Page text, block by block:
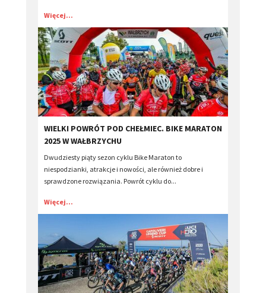
Więcej...
​WIELKI POWRÓT POD CHEŁMIEC. BIKE MARATON
2025 W WAŁBRZYCHU
Dwudziesty piąty sezon cyklu Bike Maraton to
niespodzianki, atrakcje i nowości, ale również dobre i
sprawdzone rozwiązania. Powrót cyklu do...
Więcej...